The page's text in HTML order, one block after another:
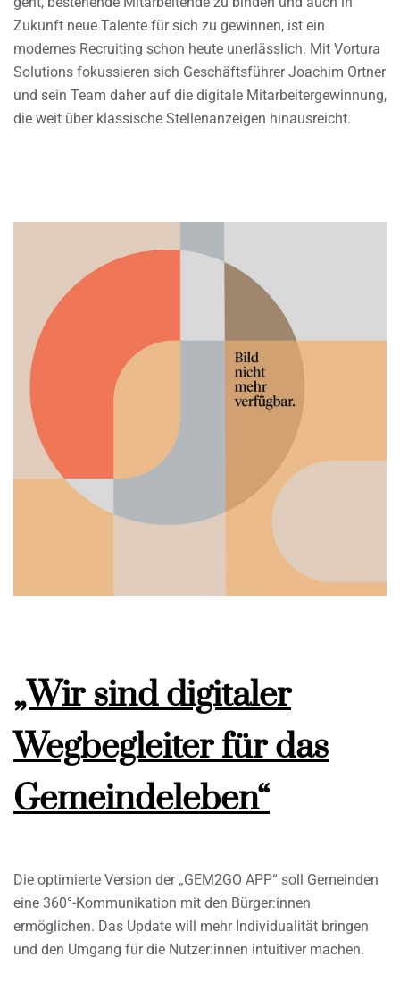
Zukunft neue Talente für sich zu gewinnen, ist ein
modernes Recruiting schon heute unerlässlich. Mit Vortura
Solutions fokussieren sich Geschäftsführer Joachim Ortner
und sein Team daher auf die digitale Mitarbeitergewinnung,
die weit über klassische Stellenanzeigen hinausreicht.
„Wir sind digitaler
Wegbegleiter für das
Gemeindeleben“
Die optimierte Version der „GEM2GO APP“ soll Gemeinden
eine 360°-Kommunikation mit den Bürger:innen
ermöglichen. Das Update will mehr Individualität bringen
und den Umgang für die Nutzer:innen intuitiver machen.